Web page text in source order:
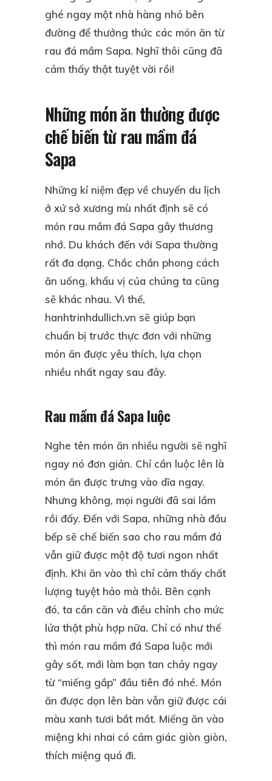
ghé ngay một nhà hàng nhỏ bên
đường để thưởng thức các món ăn từ
rau đá mầm Sapa. Nghĩ thôi cũng đã
cảm thấy thật tuyệt vời rồi!
Những món ăn thường được
chế biến từ rau mầm đá
Sapa
Những kỉ niệm đẹp về chuyến du lịch
ở xứ sở xương mù nhất định sẽ có
món rau mầm đá Sapa gây thương
nhớ. Du khách đến với Sapa thường
rất đa dạng. Chắc chắn phong cách
ăn uống, khẩu vị của chúng ta cũng
sẽ khác nhau. Vì thế,
hanhtrinhdullich.vn sẽ giúp bạn
chuẩn bị trước thực đơn với những
món ăn được yêu thích, lựa chọn
nhiều nhất ngay sau đây.
Rau mầm đá Sapa luộc
Nghe tên món ăn nhiều người sẽ nghĩ
ngay nó đơn giản. Chỉ cần luộc lên là
món ăn được trưng vào dĩa ngay.
Nhưng không, mọi người đã sai lầm
rồi đấy. Đến với Sapa, những nhà đầu
bếp sẽ chế biến sao cho rau mầm đá
vẫn giữ được một độ tươi ngon nhất
định. Khi ăn vào thì chỉ cảm thấy chất
lượng tuyệt hảo mà thôi. Bên cạnh
đó, ta cần căn và điều chỉnh cho mức
lửa thật phù hợp nữa. Chỉ có như thế
thì món rau mầm đá Sapa luộc mới
gây sốt, mới làm bạn tan chảy ngay
từ “miếng gắp” đầu tiên đó nhé. Món
ăn được dọn lên bàn vẫn giữ được cái
màu xanh tươi bắt mắt. Miếng ăn vào
miệng khi nhai có cảm giác giòn giòn,
thích miệng quá đi.